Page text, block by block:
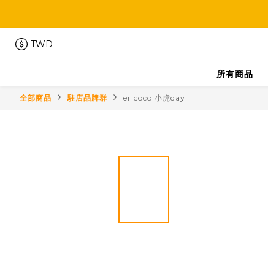
TWD
所有商品
全部商品 駐店品牌群 ericoco 小虎day